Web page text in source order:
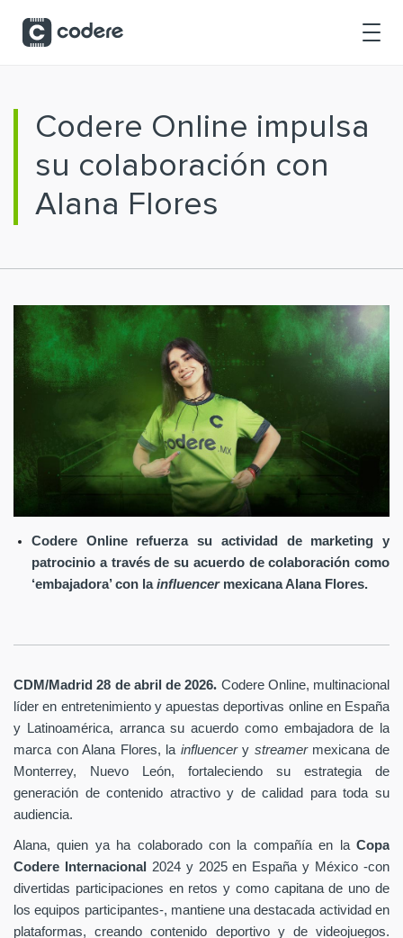
Codere Online impulsa
su colaboración con
Alana Flores
Codere Online refuerza su actividad de marketing y
patrocinio a través de su acuerdo de colaboración como
‘embajadora’ con lainfluencermexicana Alana Flores.
CDM/Madrid 28 de abril de 2026. Codere Online, multinacional
líder en entretenimiento y apuestas deportivas online en España
y Latinoamérica, arranca su acuerdo como embajadora de la
marca con Alana Flores, la influencery streamer mexicana de
Monterrey, Nuevo León, fortaleciendo su estrategia de
generación de contenido atractivo y de calidad para toda su
audiencia.
Alana, quien ya ha colaborado con la compañía en la Copa
Codere Internacional 2024 y 2025 en España y México -con
divertidas participaciones en retos y como capitana de uno de
los equipos participantes-, mantiene una destacada actividad en
plataformas, creando contenido deportivo y de videojuegos.